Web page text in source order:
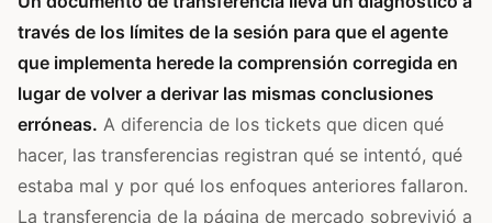
través de los límites de la sesión para que el agente
que implementa herede la comprensión corregida en
lugar de volver a derivar las mismas conclusiones
erróneas. A diferencia de los tickets que dicen qué
hacer, las transferencias registran qué se intentó, qué
estaba mal y por qué los enfoques anteriores fallaron.
La transferencia de la página de mercado sobrevivió a